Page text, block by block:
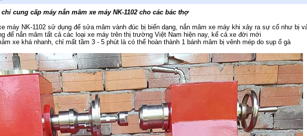
chỉ cung cấp máy nắn mâm xe máy NK-1102 cho các bác thợ
máy NK-1102 sử dụng để sửa mâm vành đúc bị biến dạng, nắn mâm xe máy khi xảy ra sự cố như bị
để nắn mâm tất cả các loại xe máy trên thị trường Việt Nam hiện nay, kể cả xe đời mới
xe khá nhanh, chỉ mất tầm 3 - 5 phút là có thể hoàn thành 1 bánh mâm bị vênh mép do sụp ổ gà